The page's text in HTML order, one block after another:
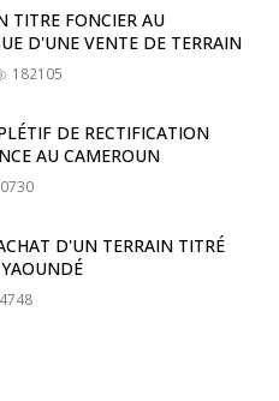
TITRE FONCIER AU
D'UNE VENTE DE TERRAIN
182105
DE RECTIFICATION
AU CAMEROUN
D'UN TERRAIN TITRÉ